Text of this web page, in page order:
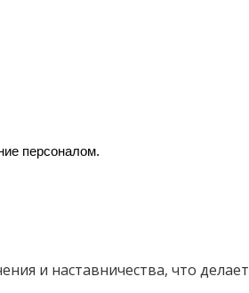
персоналом.
и наставничества, что делает